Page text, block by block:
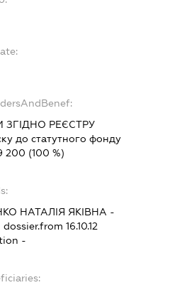
ЗГІДНО РЕЄСТРУ
до статутного фонду
200 (100 %)
НАТАЛІЯ ЯКІВНА -
dossier.from 16.10.12
-